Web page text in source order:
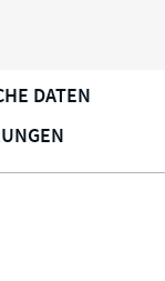
DATEN